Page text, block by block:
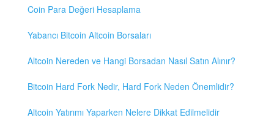
Coin Para Değeri Hesaplama
Yabancı Bitcoin Altcoin Borsaları
Altcoin Nereden ve Hangi Borsadan Nasıl Satın Alınır?
Bitcoin Hard Fork Nedir, Hard Fork Neden Önemlidir?
Altcoin Yatırımı Yaparken Nelere Dikkat Edilmelidir